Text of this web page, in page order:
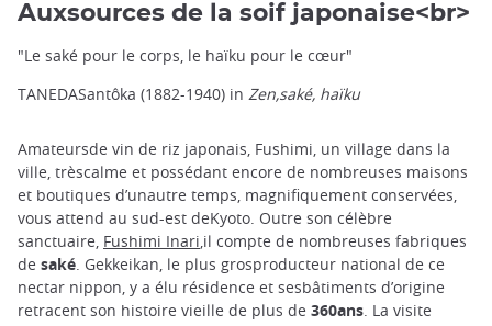
Auxsources de la soif japonaise<br>
"Le saké pour le corps, le haïku pour le cœur"
TANEDASantôka (1882-1940) in Zen,saké, haïku
Amateursde vin de riz japonais, Fushimi, un village dans la
ville, trèscalme et possédant encore de nombreuses maisons
et boutiques d’unautre temps, magnifiquement conservées,
vous attend au sud-est deKyoto. Outre son célèbre
sanctuaire, Fushimi Inari ,il compte de nombreuses fabriques
de saké . Gekkeikan, le plus grosproducteur national de ce
nectar nippon, y a élu résidence et sesbâtiments d’origine
retracent son histoire vieille de plus de 360ans . La visite